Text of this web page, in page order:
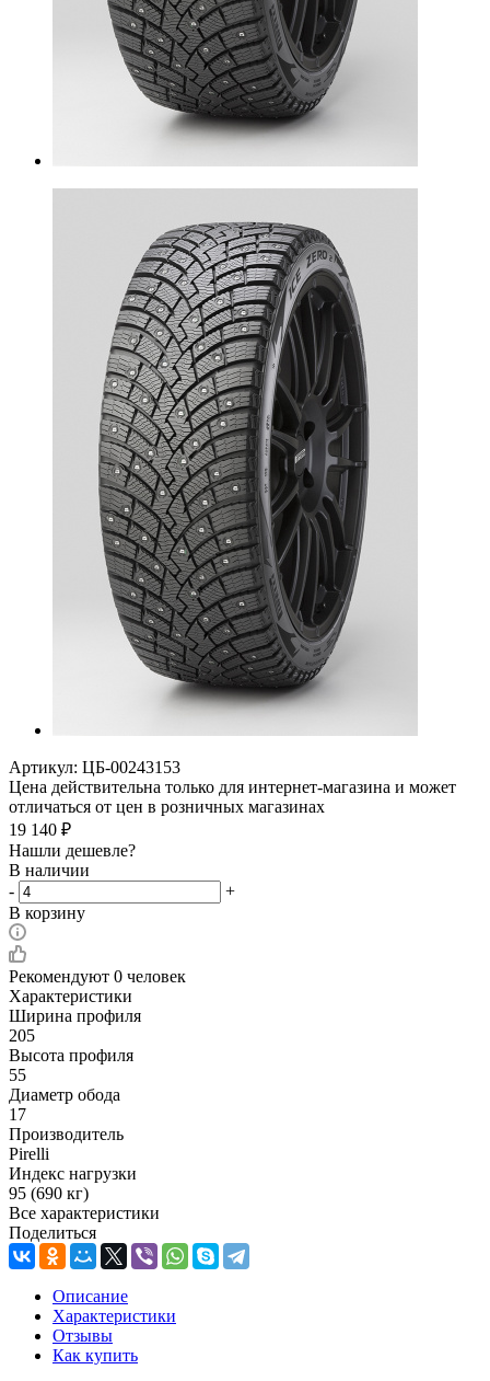
Артикул: ЦБ-00243153
Цена действительна только для интернет-магазина и может
отличаться от цен в розничных магазинах
19 140 ₽
Нашли дешевле?
В наличии
-
+
В корзину
Рекомендуют 0 человек
Характеристики
Ширина профиля
205
Высота профиля
55
Диаметр обода
17
Производитель
Pirelli
Индекс нагрузки
95 (690 кг)
Все характеристики
Поделиться
Описание
Характеристики
Отзывы
Как купить